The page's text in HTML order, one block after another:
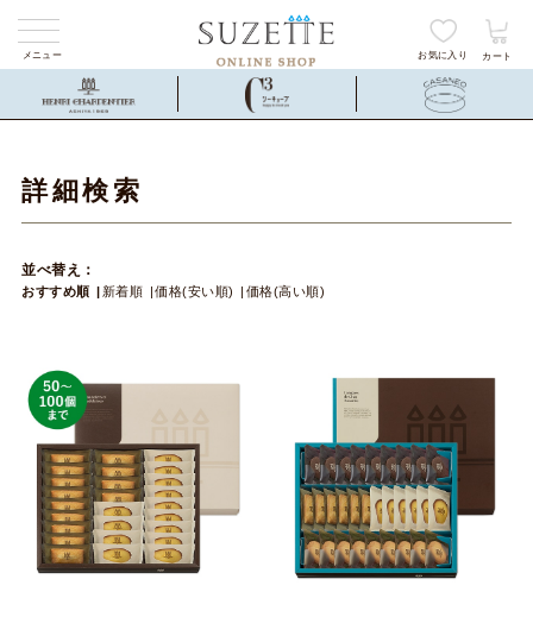
メニュー お気に入り カート
詳細検索
並べ替え：
おすすめ順 新着順 価格(安い順) 価格(高い順)